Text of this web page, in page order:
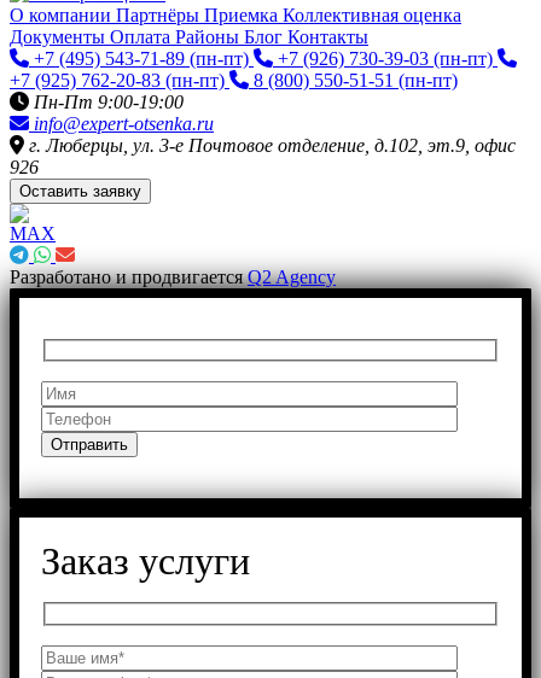
О компании Партнёры Приемка Коллективная оценка
Документы Оплата Районы Блог Контакты
+7 (495) 543-71-89 (пн-пт) +7 (926) 730-39-03 (пн-пт)
+7 (925) 762-20-83 (пн-пт) 8 (800) 550-51-51 (пн-пт)
Пн-Пт 9:00-19:00
info@expert-otsenka.ru
г. Люберцы, ул. 3-е Почтовое отделение, д.102, эт.9, офис
926
Оставить заявку
Разработано и продвигаетсяQ2 Agency
Заказ услуги